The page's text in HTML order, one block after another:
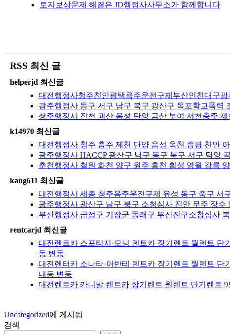
토지보상문제 해결은 JD행정사사무소가 함께합니다
RSS 최신 글
helperjd 최신글
대전행정사청주천안평택음주운전구제부산인천대구
광주행정사 동구 서구 남구 북구 광산구 목포학교폭력
청주행정사 진천 괴산 음성 단양 금산 부여 서천충주
k14970 최신글
대전행정사 청주 충주 제천 단양 음성 옥천 증평 천안
광주행정사 HACCP 광산구 남구 동구 북구 서구 담양
춘천행정사 철원 화천 양구 원주 홍천 횡성 영월 강릉
kang611 최신글
대전행정사 세종 청주음주운전구제 유성 동구 중구 서
광주행정사 광산구 남구 북구 소청심사 진안 무주 장
부산행정사 금정구 기장군 동래구 부산진구소청심사
rentcarjd 최신글
대전렌트카 스포티지·모닝 렌트카 장기렌트 월렌트
동 변동
대전렌터카 소나타·아반테 렌트카 장기렌트 월렌트
내동 변동
대전렌트카 카니발 렌트카 장기렌트 월렌트 단기렌트
Uncategorized에 게시됨
검색